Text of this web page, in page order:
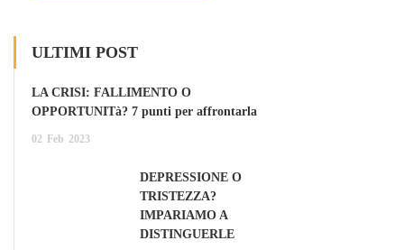
ULTIMI POST
LA CRISI: FALLIMENTO O
OPPORTUNITà? 7 punti per affrontarla
02 Feb 2023
DEPRESSIONE O
TRISTEZZA?
IMPARIAMO A
DISTINGUERLE